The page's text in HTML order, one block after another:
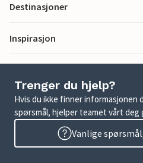
Destinasjoner
Inspirasjon
Trenger du hjelp?
Hvis du ikke finner informasjonen
spørsmål, hjelper teamet vårt deg
Vanlige